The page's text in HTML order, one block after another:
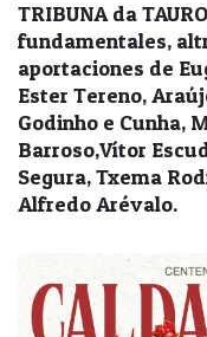
TRIBUNA da
fundamentales,
aportaciones de
Ester Tereno,
Godinho e Cunha,
Barroso,Vítor
Segura, Txema
Alfredo Arévalo.